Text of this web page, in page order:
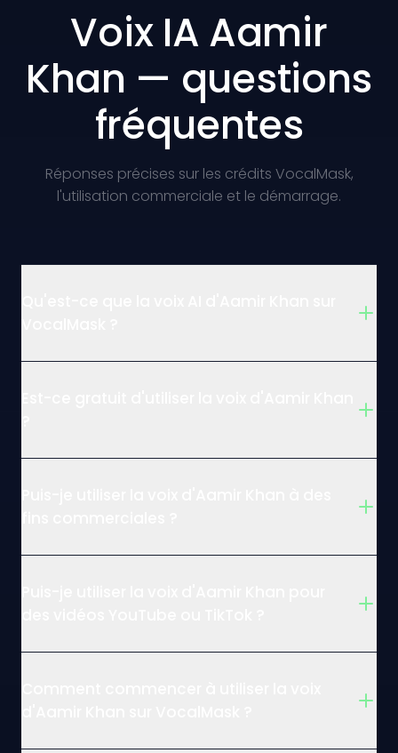
Voix IA Aamir
Khan — questions
fréquentes
Réponses précises sur les crédits VocalMask,
l'utilisation commerciale et le démarrage.